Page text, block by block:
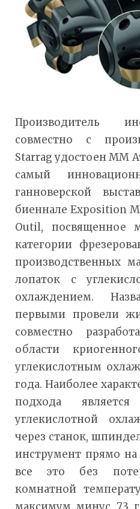
Производитель
совместно с
Starrag удостоен ММ
самый
ганноверской
биеннале Exposition
Outil, посвященное
категории
производственных
лопаток с
охлаждением.
первыми провели
совместно
области
углекислотным
года. Наиболее
подхода
углекислотной
через станок,
инструмент прямо
все это без
комнатной